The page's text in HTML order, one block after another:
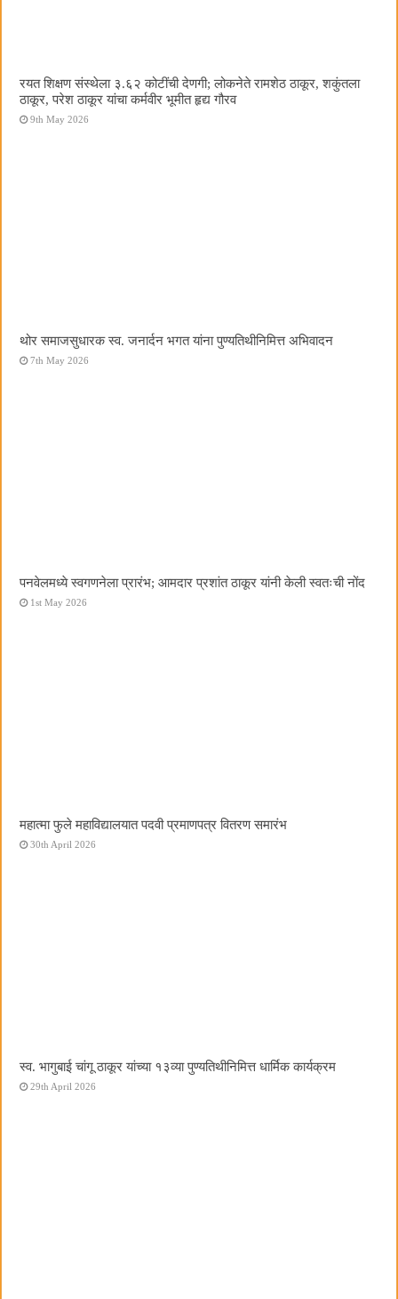
रयत शिक्षण संस्थेला ३.६२ कोटींची देणगी; लोकनेते रामशेठ ठाकूर, शकुंतला
ठाकूर, परेश ठाकूर यांचा कर्मवीर भूमीत हृद्य गौरव
9th May 2026
थोर समाजसुधारक स्व. जनार्दन भगत यांना पुण्यतिथीनिमित्त अभिवादन
7th May 2026
पनवेलमध्ये स्वगणनेला प्रारंभ; आमदार प्रशांत ठाकूर यांनी केली स्वतःची नोंद
1st May 2026
महात्मा फुले महाविद्यालयात पदवी प्रमाणपत्र वितरण समारंभ
30th April 2026
स्व. भागुबाई चांगू ठाकूर यांच्या १३व्या पुण्यतिथीनिमित्त धार्मिक कार्यक्रम
29th April 2026